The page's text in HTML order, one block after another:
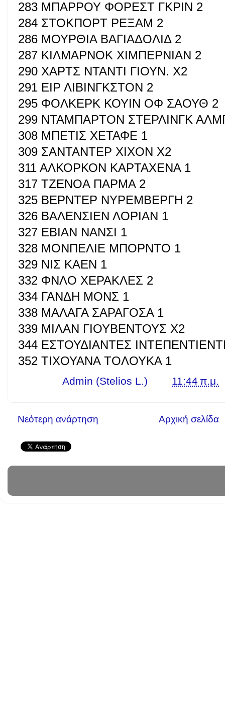
283 ΜΠΑΡΡΟΥ ΦΟΡΕΣΤ ΓΚΡΙΝ 2
284 ΣΤΟΚΠΟΡΤ ΡΕΞΑΜ 2
286 ΜΟΥΡΘΙΑ ΒΑΓΙΑΔΟΛΙΔ 2
287 ΚΙΛΜΑΡΝΟΚ ΧΙΜΠΕΡΝΙΑΝ 2
290 ΧΑΡΤΣ ΝΤΑΝΤΙ ΓΙΟΥΝ. Χ2
291 ΕΙΡ ΛΙΒΙΝΓΚΣΤΟΝ 2
295 ΦΟΛΚΕΡΚ ΚΟΥΙΝ ΟΦ ΣΑΟΥΘ 2
299 ΝΤΑΜΠΑΡΤΟΝ ΣΤΕΡΛΙΝΓΚ
308 ΜΠΕΤΙΣ ΧΕΤΑΦΕ 1
309 ΣΑΝΤΑΝΤΕΡ ΧΙΧΟΝ Χ2
311 ΑΛΚΟΡΚΟΝ ΚΑΡΤΑΧΕΝΑ 1
317 ΤΖΕΝΟΑ ΠΑΡΜΑ 2
325 ΒΕΡΝΤΕΡ ΝΥΡΕΜΒΕΡΓΗ 2
326 ΒΑΛΕΝΣΙΕΝ ΛΟΡΙΑΝ 1
327 ΕΒΙΑΝ ΝΑΝΣΙ 1
328 ΜΟΝΠΕΛΙΕ ΜΠΟΡΝΤΟ 1
329 ΝΙΣ ΚΑΕΝ 1
332 ΦΝΛΟ ΧΕΡΑΚΛΕΣ 2
334 ΓΑΝΔΗ ΜΟΝΣ 1
338 ΜΑΛΑΓΑ ΣΑΡΑΓΟΣΑ 1
339 ΜΙΛΑΝ ΓΙΟΥΒΕΝΤΟΥΣ Χ2
344 ΕΣΤΟΥΔΙΑΝΤΕΣ
352 ΤΙΧΟΥΑΝΑ ΤΟΛΟΥΚΑ 1
Admin (Stelios L.) 11:44 π.μ.
Νεότερη ανάρτηση Αρχική σελίδα